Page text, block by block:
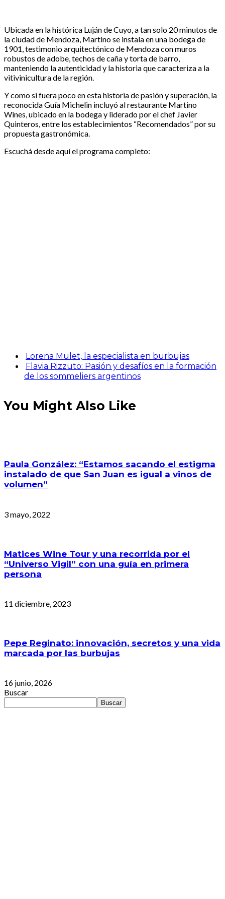
Ubicada en la histórica Luján de Cuyo, a tan solo 20 minutos de
la ciudad de Mendoza, Martino se instala en una bodega de
1901, testimonio arquitectónico de Mendoza con muros
robustos de adobe, techos de caña y torta de barro,
manteniendo la autenticidad y la historia que caracteriza a la
vitivinicultura de la región.
Y como si fuera poco en esta historia de pasión y superación, la
reconocida Guía Michelin incluyó al restaurante Martino
Wines, ubicado en la bodega y liderado por el chef Javier
Quinteros, entre los establecimientos “Recomendados” por su
propuesta gastronómica.
Escuchá desde aquí el programa completo:
Lorena Mulet, la especialista en burbujas
Flavia Rizzuto: Pasión y desafíos en la formación
de los sommeliers argentinos
You Might Also Like
Paula González: “Estamos sacando el estigma
instalado de que San Juan es igual a vinos de
volumen”
3 mayo, 2022
Matices Wine Tour y una recorrida por el
“Universo Vigil” con una guía en primera
persona
11 diciembre, 2023
Pepe Reginato: innovación, secretos y una vida
marcada por las burbujas
16 junio, 2026
Buscar
Buscar